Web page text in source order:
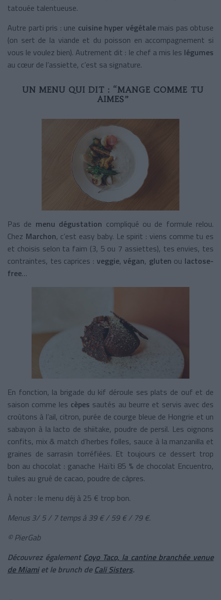
tatouée talentueuse.
Autre parti pris : une cuisine hyper végétalemais pas obtuse
(on sert de la viande et du poisson en accompagnement si
vous le voulez bien). Autrement dit : le chef a mis les légumes
au cœur de l’assiette, c’est sa signature.
UN MENU QUI DIT : “MANGE COMME TU
AIMES”
Pas de menu dégustation compliqué ou de formule relou.
Chez Marchon, c’est easy baby. Le spirit : viens comme tu es
et choisis selon ta faim (3, 5 ou 7 assiettes), tes envies, tes
contraintes, tes caprices : veggie,végan, gluten ou lactose-
free…
En fonction, la brigade du kif déroule ses plats de ouf et de
saison comme les cèpes sautés au beurre et servis avec des
croûtons à l’ail, citron, purée de courge bleue de Hongrie et un
sabayon à la lacto de shiitake, poudre de persil. Les oignons
confits, mix & match d’herbes folles, sauce à la manzanilla et
graines de sarrasin torréfiées. Et toujours ce dessert trop
bon au chocolat : ganache Haïti 85 % de chocolat Encuentro,
tuiles au grué de cacao, poudre de câpres.
À noter : le menu déj à 25 € trop bon.
Menus 3/ 5 / 7 temps à 39 € / 59 € / 79 €.
© PierGab
Découvrez également Coyo Taco, la cantine branchée venue
de Miamiet le brunch de Cali Sisters.